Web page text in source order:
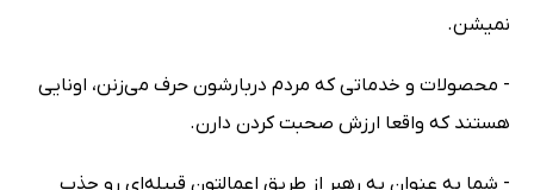
نمیشن.
- محصولات و خدماتی که مردم دربارشون حرف می‌زنن، اونایی
هستند که واقعا ارزش صحبت کردن دارن.
- شما به عنوان یه رهبر از طریق اعمالتون قبیله‌ای رو جذب